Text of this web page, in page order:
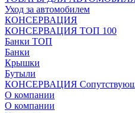
Уход за автомобилем
КОНСЕРВАЦИЯ
КОНСЕРВАЦИЯ ТОП 100
Банки ТОП
Банки
Крышки
Бутыли
КОНСЕРВАЦИЯ
О компании
О компании